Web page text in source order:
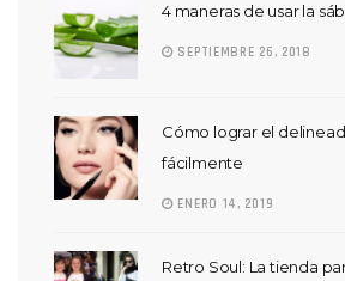
4 maneras de usar la
SEPTIEMBRE 26, 2018
Cómo lograr el
fácilmente
ENERO 14, 2019
Retro Soul: La tienda